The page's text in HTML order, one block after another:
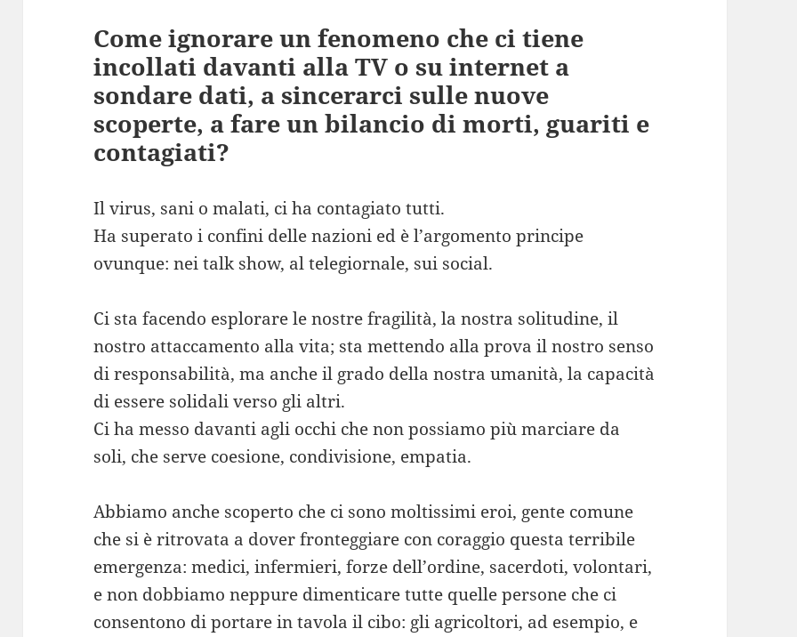
Come ignorare un fenomeno che ci tiene
incollati davanti alla TV o su internet a
sondare dati, a sincerarci sulle nuove
scoperte, a fare un bilancio di morti, guariti e
contagiati?
Il virus, sani o malati, ci ha contagiato tutti.
Ha superato i confini delle nazioni ed è l’argomento principe
ovunque: nei talk show, al telegiornale, sui social.
Ci sta facendo esplorare le nostre fragilità, la nostra solitudine, il
nostro attaccamento alla vita; sta mettendo alla prova il nostro senso
di responsabilità, ma anche il grado della nostra umanità, la capacità
di essere solidali verso gli altri.
Ci ha messo davanti agli occhi che non possiamo più marciare da
soli, che serve coesione, condivisione, empatia.
Abbiamo anche scoperto che ci sono moltissimi eroi, gente comune
che si è ritrovata a dover fronteggiare con coraggio questa terribile
emergenza: medici, infermieri, forze dell’ordine, sacerdoti, volontari,
e non dobbiamo neppure dimenticare tutte quelle persone che ci
consentono di portare in tavola il cibo: gli agricoltori, ad esempio, e